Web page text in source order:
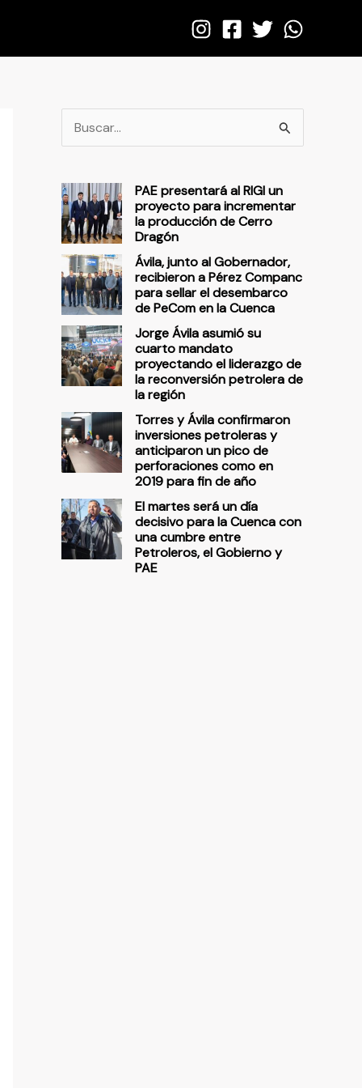
u
c
a
p
o
r
:
PAE presentará al RIGI un
proyecto para incrementar
la producción de Cerro
Dragón
Ávila, junto al Gobernador,
recibieron a Pérez Companc
para sellar el desembarco
de PeCom en la Cuenca
Jorge Ávila asumió su
cuarto mandato
proyectando el liderazgo de
la reconversión petrolera de
la región
Torres y Ávila confirmaron
inversiones petroleras y
anticiparon un pico de
perforaciones como en
2019 para fin de año
El martes será un día
decisivo para la Cuenca con
una cumbre entre
Petroleros, el Gobierno y
PAE